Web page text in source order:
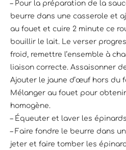
– Pour la préparation de la
beurre dans une casserole et
au fouet et cuire 2 minute ce
bouillir le lait. Le verser
froid, remettre l’ensemble à
liaison correcte. Assaisonner
Ajouter le jaune d’œuf hors du
Mélanger au fouet pour
homogène.
– Équeuter et laver les épinards
– Faire fondre le beurre dans
jeter et faire tomber les